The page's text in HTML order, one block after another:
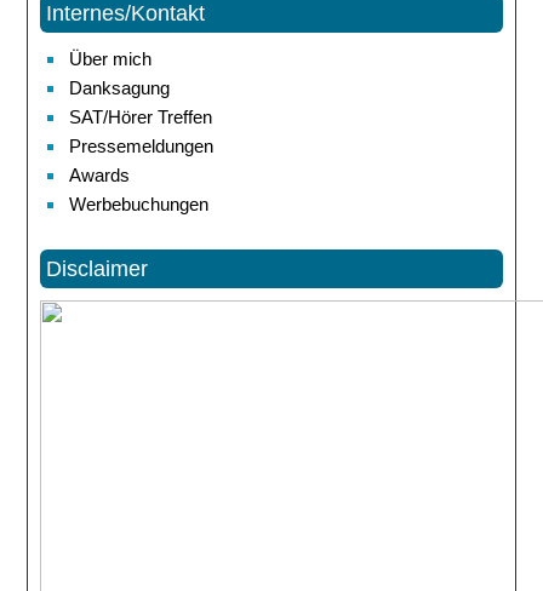
Internes/Kontakt
Über mich
Danksagung
SAT/Hörer Treffen
Pressemeldungen
Awards
Werbebuchungen
Disclaimer